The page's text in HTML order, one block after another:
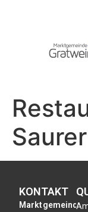
Saurer
KONTAKT
Marktgemeinde